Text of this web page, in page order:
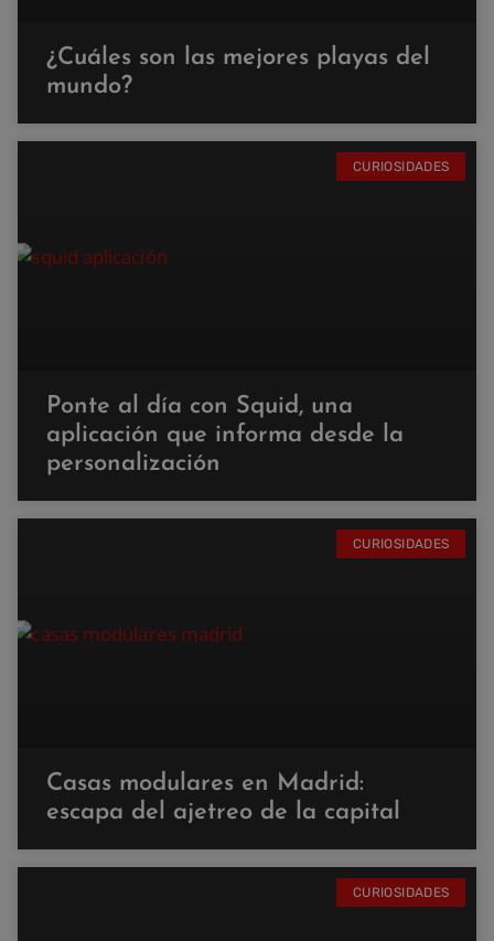
¿Cuáles son las mejores playas del
mundo?
CURIOSIDADES
Ponte al día con Squid, una
aplicación que informa desde la
personalización
CURIOSIDADES
Casas modulares en Madrid:
escapa del ajetreo de la capital
CURIOSIDADES